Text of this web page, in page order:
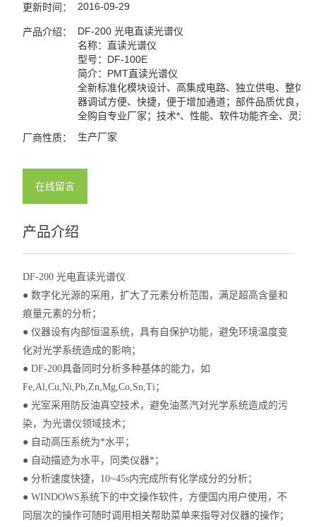
更新时间： 2016-09-29
产品介绍：
DF-200 光电直读光谱仪
名称：直读光谱仪
型号：DF-100E
简介：PMT直读光谱仪
全新标准化模块设计、高集成电路、独立供电、整体
器调试方便、快捷，便于增加通道；部件品质优良，
全购自专业厂家；技术*、性能、软件功能齐全、灵活
厂商性质： 生产厂家
在线留言
产品介绍
DF-200 光电直读光谱仪
● 数字化光源的采用，扩大了元素分析范围，满足超高含量和
痕量元素的分析；
● 仪器设有内部恒温系统，具有自保护功能，避免环境温度变
化对光学系统造成的影响；
● DF-200具备同时分析多种基体的能力，如
Fe,Al,Cu,Ni,Pb,Zn,Mg,Co,Sn,Ti；
● 光室采用防反油真空技术，避免油蒸汽对光学系统造成的污
染，为光谱仪领域技术；
● 自动高压系统为*水平；
● 自动描迹为水平，同类仪器*；
● 分析速度快捷，10~45s内完成所有化学成分的分析；
● WINDOWS系统下的中文操作软件，方便国内用户使用，不
同层次的操作可随时调用相关帮助菜单来指导对仪器的操作；